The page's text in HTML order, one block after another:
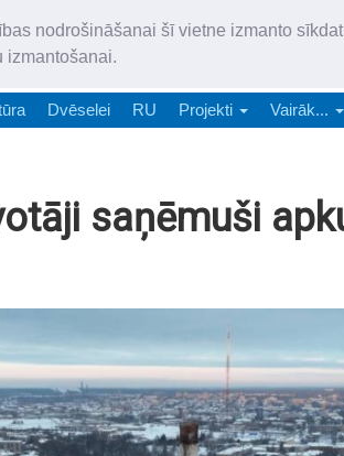
nodrošināšanai šī vietne izmanto
izmantošanai.
„Latgales Laiks” latviešu
Dvēselei RU Projekti Vairāk...
saņēmuši